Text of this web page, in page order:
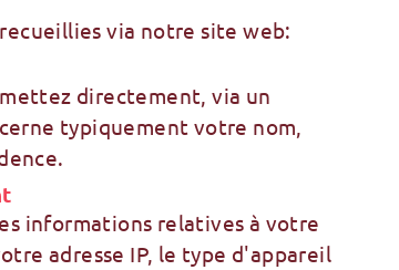
via notre site web:
directement, via un
typiquement votre nom,
informations relatives à votre
adresse IP, le type d'appareil